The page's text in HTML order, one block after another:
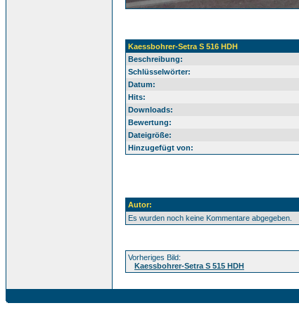
Kaessbohrer-Setra S 516 HDH
Beschreibung:
Schlüsselwörter:
Datum:
Hits:
Downloads:
Bewertung:
Dateigröße:
Hinzugefügt von:
Autor:
Es wurden noch keine Kommentare abgegeben.
Vorheriges Bild:
Kaessbohrer-Setra S 515 HDH